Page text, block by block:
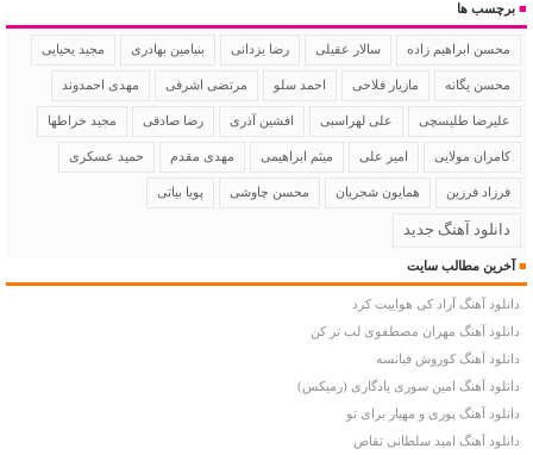
■ برچسب ها
محسن ابراهیم زاده سالار عقیلی رضا یزدانی بنیامین بهادری مجید یحیایی
محسن یگانه مازیار فلاحی احمد سلو مرتضی اشرفی مهدی احمدوند
علیرضا طلیسچی علی لهراسبی افشین آذری رضا صادقی مجید خراطها
کامران مولایی امیر علی میثم ابراهیمی مهدی مقدم حمید عسکری
فرزاد فرزین همایون شجریان محسن چاوشی پویا بیاتی
دانلود آهنگ جدید
■ آخرین مطالب سایت
دانلود آهنگ آراد کی هواییت کرد
دانلود آهنگ مهران مصطفوی لب تر کن
دانلود آهنگ کوروش فیانسه
دانلود آهنگ امین سوری یادگاری (رمیکس)
دانلود آهنگ پوری و مهیار برای تو
دانلود آهنگ امید سلطانی تقاص